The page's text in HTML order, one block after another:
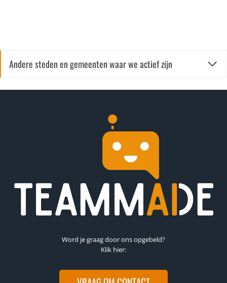
Andere steden en gemeenten waar we actief zijn
Word je graag door ons opgebeld?
Klik hier: